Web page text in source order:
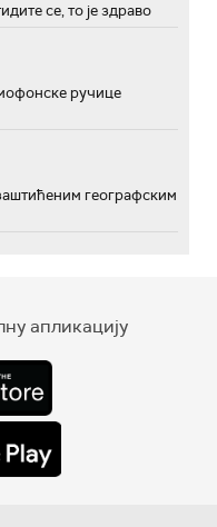
се, то је здраво
ручице
географским
апликацију